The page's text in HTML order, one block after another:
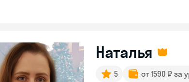
Наталья
5 от 1590 ₽ за